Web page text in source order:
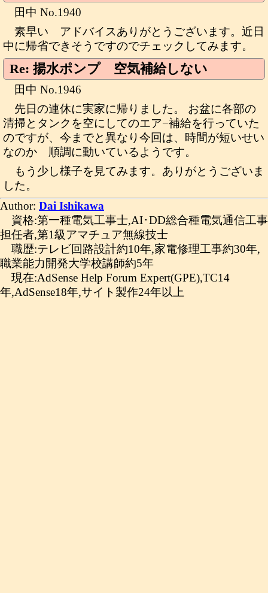
田中 No.1940
素早い アドバイスありがとうございます。近日
中に帰省できそうですのでチェックしてみます。
Re: 揚水ポンプ 空気補給しない
田中 No.1946
先日の連休に実家に帰りました。 お盆に各部の
清掃とタンクを空にしてのエア−補給を行っていた
のですが、今までと異なり今回は、時間が短いせい
なのか 順調に動いているようです。
もう少し様子を見てみます。ありがとうございま
した。
Author: Dai Ishikawa
資格:第一種電気工事士,AI･DD総合種電気通信工事
担任者,第1級アマチュア無線技士
職歴:テレビ回路設計約10年,家電修理工事約30年,
職業能力開発大学校講師約5年
現在:AdSense Help Forum Expert(GPE),TC14
年,AdSense18年,サイト製作24年以上